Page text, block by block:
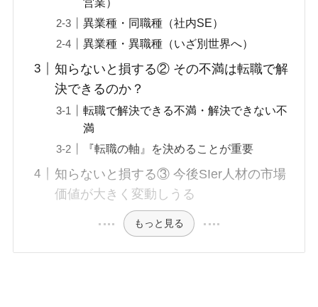
異業種・同職種（社内SE）
異業種・異職種（いざ別世界へ）
知らないと損する② その不満は転職で解
決できるのか？
転職で解決できる不満・解決できない不
満
『転職の軸』を決めることが重要
知らないと損する③ 今後SIer人材の市場
価値が大きく変動しうる
もっと見る